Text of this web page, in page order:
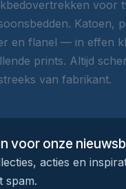
voor
Katoen,
en flanel — in effen
prints. Altijd
van fabrikant.
voor onze
acties en
spam.